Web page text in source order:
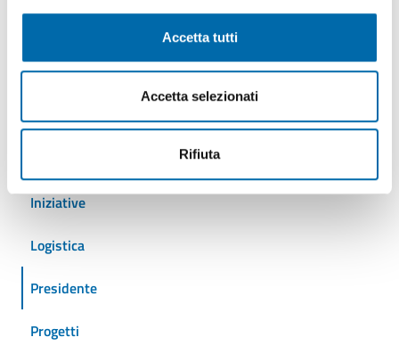
Accetta tutti
Accetta selezionati
Rifiuta
Cantieristica
Crociere
Iniziative
Logistica
Presidente
Progetti